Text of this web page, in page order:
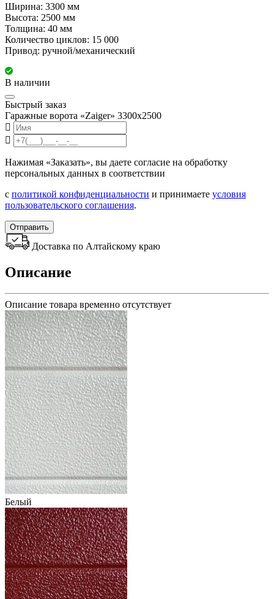
Ширина: 3300 мм
Высота: 2500 мм
Толщина: 40 мм
Количество циклов: 15 000
Привод: ручной/механический
В наличии
Быстрый заказ
Гаражные ворота «Zaiger» 3300х2500
Нажимая «Заказать», вы даете согласие на обработку
персональных данных в соответствии
с политикой конфиденциальности и принимаете условия
пользовательского соглашения.
Отправить
Доставка по Алтайскому краю
Описание
Описание товара временно отсутствует
Белый